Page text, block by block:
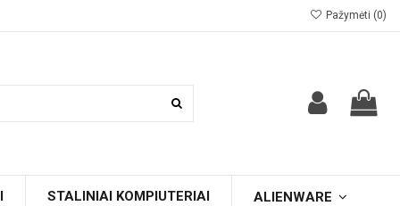
Pažymėti (0)
STALINIAI KOMPIUTERIAI ALIENWARE